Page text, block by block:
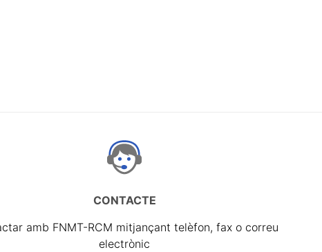
CONTACTE
amb FNMT-RCM mitjançant telèfon, fax o correu
electrònic